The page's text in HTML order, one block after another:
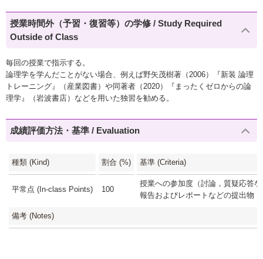
授業時間外（予習・復習等）の学修 / Study Required
Outside of Class
毎回の授業で指示する。
論理学を学んだことがない場合、例えば野矢茂樹著（2006）『新装 論理
トレーニング』（産業図書）や同著者（2020）『まったくゼロからの論
理学』（岩波書店）などを用いた独習を勧める。
成績評価方法・基準 / Evaluation
種類 (Kind) 割合 (%) 基準 (Criteria)
平常点 (In-class Points) 100
授業への参加度（討論，質疑応答
報告およびレポートなどの提出物
備考 (Notes)